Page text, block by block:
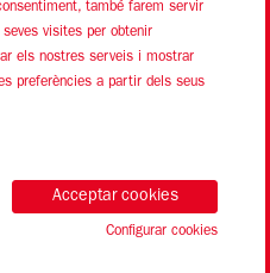
de Cookies Contacte
també farem servir
visites per obtenir
els nostres serveis i mostrar
preferències a partir dels seus
Acceptar cookies
Configurar cookies